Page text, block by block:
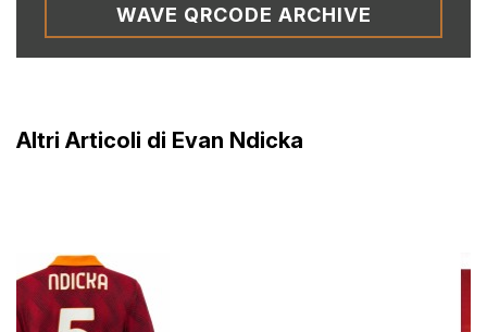
WAVE QRCODE ARCHIVE
Altri Articoli di Evan Ndicka